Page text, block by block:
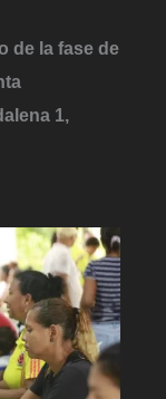
de la fase de
1,